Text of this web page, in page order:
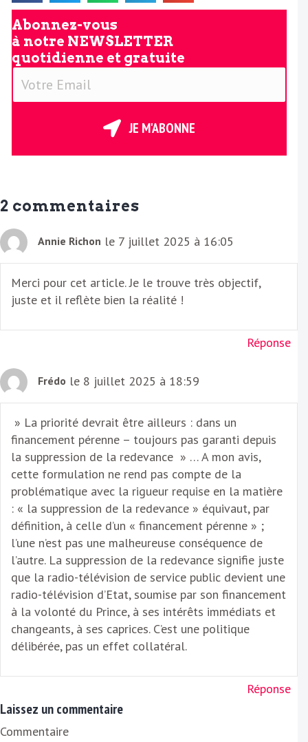
Abonnez-vous
à notre NEWSLETTER
quotidienne et gratuite
V
E
i
l
JE M'ABONNE
2 commentaires
Annie Richon le 7 juillet 2025 à 16:05
Merci pour cet article. Je le trouve très objectif,
juste et il reflète bien la réalité !
Réponse
Frédo le 8 juillet 2025 à 18:59
» La priorité devrait être ailleurs : dans un
financement pérenne – toujours pas garanti depuis
la suppression de la redevance » … A mon avis,
cette formulation ne rend pas compte de la
problématique avec la rigueur requise en la matière
: « la suppression de la redevance » équivaut, par
définition, à celle d’un « financement pérenne » ;
l’une n’est pas une malheureuse conséquence de
l’autre. La suppression de la redevance signifie juste
que la radio-télévision de service public devient une
radio-télévision d’Etat, soumise par son financement
à la volonté du Prince, à ses intérêts immédiats et
changeants, à ses caprices. C’est une politique
délibérée, pas un effet collatéral.
Réponse
Laissez un commentaire
Commentaire